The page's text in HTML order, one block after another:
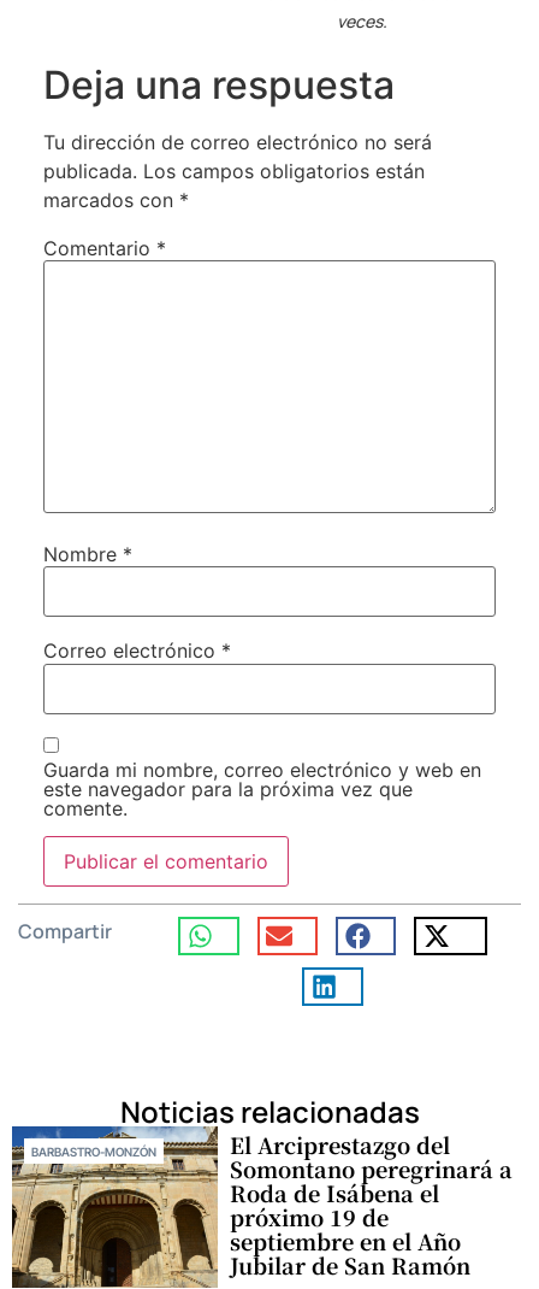
veces.
Deja una respuesta
Tu dirección de correo electrónico no será
publicada. Los campos obligatorios están
marcados con *
Comentario *
Nombre *
Correo electrónico *
Guarda mi nombre, correo electrónico y web en
este navegador para la próxima vez que
comente.
Compartir
Noticias relacionadas
BARBASTRO-MONZÓN El Arciprestazgo del
Somontano peregrinará a
Roda de Isábena el
próximo 19 de
septiembre en el Año
Jubilar de San Ramón